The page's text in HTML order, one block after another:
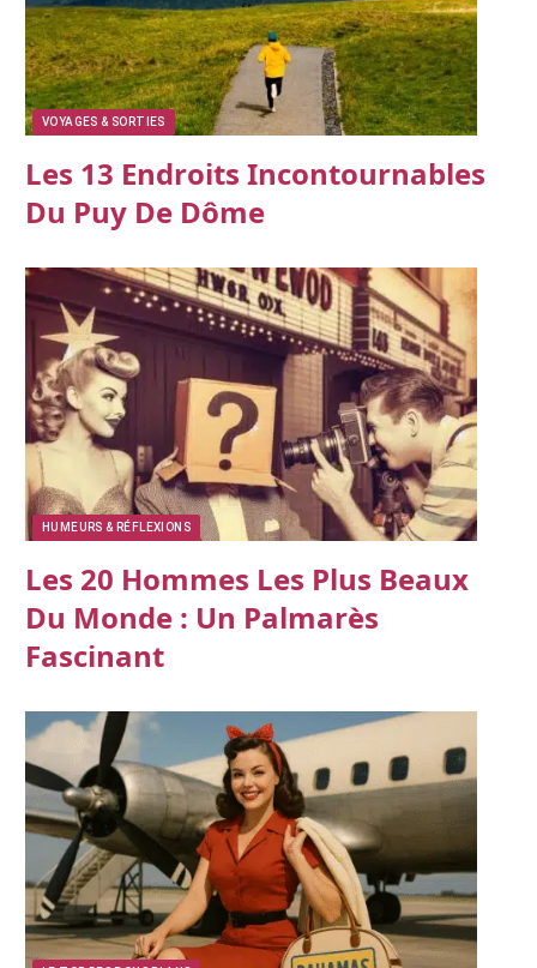
VOYAGES & SORTIES
Les 13 Endroits Incontournables
Du Puy De Dôme
HUMEURS & RÉFLEXIONS
Les 20 Hommes Les Plus Beaux
Du Monde : Un Palmarès
Fascinant